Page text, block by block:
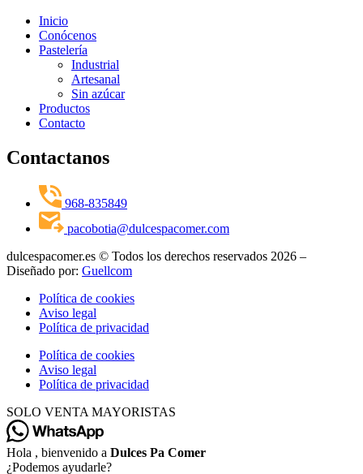
Inicio
Conócenos
Pastelería
Industrial
Artesanal
Sin azúcar
Productos
Contacto
Contactanos
968-835849
pacobotia@dulcespacomer.com
dulcespacomer.es © Todos los derechos reservados 2026 –
Diseñado por: Guellcom
Política de cookies
Aviso legal
Política de privacidad
Política de cookies
Aviso legal
Política de privacidad
SOLO VENTA MAYORISTAS
Hola , bienvenido a Dulces Pa Comer
¿Podemos ayudarle?